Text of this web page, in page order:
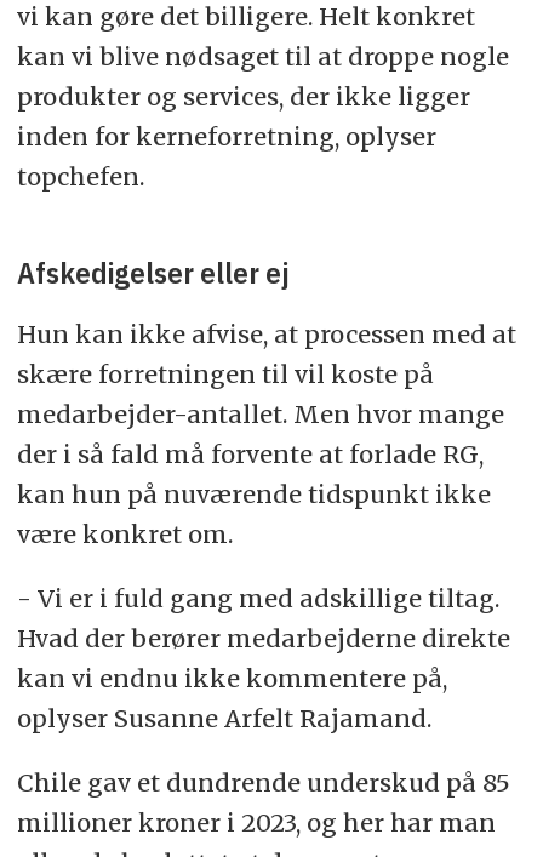
vi kan gøre det billigere. Helt konkret
kan vi blive nødsaget til at droppe nogle
produkter og services, der ikke ligger
inden for kerneforretning, oplyser
topchefen.
Afskedigelser eller ej
Hun kan ikke afvise, at processen med at
skære forretningen til vil koste på
medarbejder-antallet. Men hvor mange
der i så fald må forvente at forlade RG,
kan hun på nuværende tidspunkt ikke
være konkret om.
- Vi er i fuld gang med adskillige tiltag.
Hvad der berører medarbejderne direkte
kan vi endnu ikke kommentere på,
oplyser Susanne Arfelt Rajamand.
Chile gav et dundrende underskud på 85
millioner kroner i 2023, og her har man